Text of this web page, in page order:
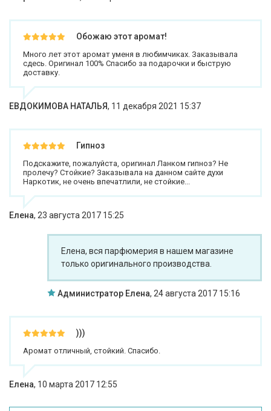
Обожаю этот аромат!
Много лет этот аромат уменя в любимчиках. Заказывала
сдесь. Оригинал 100% Спасибо за подарочки и быструю
доставку.
ЕВДОКИМОВА НАТАЛЬЯ, 11 декабря 2021 15:37
Гипноз
Подскажите, пожалуйста, оригинал Ланком гипноз? Не
пролечу? Стойкие? Заказывала на данном сайте духи
Наркотик, не очень впечатлили, не стойкие...
Елена, 23 августа 2017 15:25
Елена, вся парфюмерия в нашем магазине
только оригинального производства.
Администратор Елена, 24 августа 2017 15:16
)))
Аромат отличный, стойкий. Спасибо.
Елена, 10 марта 2017 12:55